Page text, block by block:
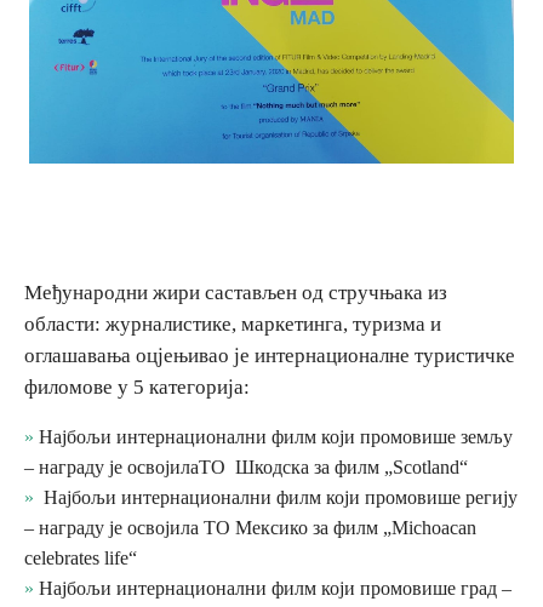
Дестинације
Списак дестинација
Мултимедија
Фото
Видео
E-Brochure
Откриј Српску
Међународни жири састављен од стручњака из
области: журналистике, маркетинга, туризма и
оглашавања оцјењивао је интернационалне туристичке
филомове у 5 категорија:
Најбољи интернационални филм који промовише земљу
– награду је освојилаТО Шкодска за филм „Scotland“
Најбољи интернационални филм који промовише регију
– награду је освојила ТО Мексико за филм „Michoacan
celebrates life“
Најбољи интернационални филм који промовише град –